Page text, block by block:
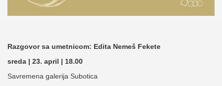
Razgovor sa umetnicom: Edita Nemeš Fekete
sreda | 23. april | 18.00
Savremena galerija Subotica